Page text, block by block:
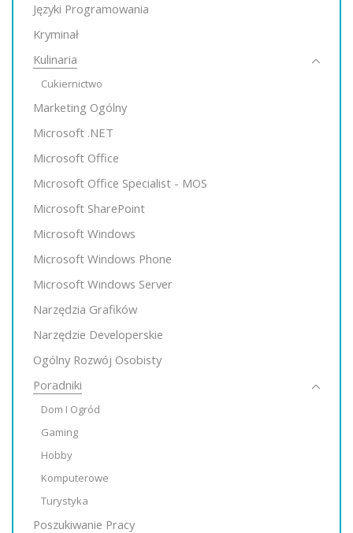
Języki Programowania
Kryminał
Kulinaria
Cukiernictwo
Marketing Ogólny
Microsoft .NET
Microsoft Office
Microsoft Office Specialist - MOS
Microsoft SharePoint
Microsoft Windows
Microsoft Windows Phone
Microsoft Windows Server
Narzędzia Grafików
Narzędzie Developerskie
Ogólny Rozwój Osobisty
Poradniki
Dom I Ogród
Gaming
Hobby
Komputerowe
Turystyka
Poszukiwanie Pracy